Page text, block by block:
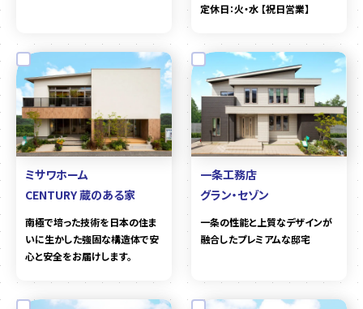
定休日：火・水 【祝日営業】
ミサワホーム
CENTURY 蔵のある家
南極で培った技術を日本の住ま
いに生かした強固な構造体で安
心と安全をお届けします。
一条工務店
グラン・セゾン
一条の性能と上質なデザインが
融合したプレミアムな邸宅